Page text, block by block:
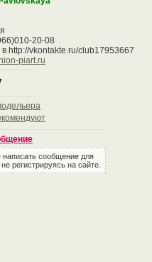
20-08
в http://vkontakte.ru/club17953667
piart.ru
написать сообщение для
регистрируясь на сайте.